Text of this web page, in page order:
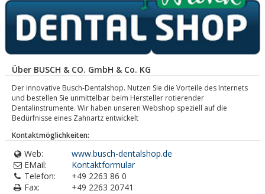
Über BUSCH & CO. GmbH & Co. KG
Der innovative Busch-Dentalshop. Nutzen Sie die Vorteile des Internets
und bestellen Sie unmittelbar beim Hersteller rotierender
Dentalinstrumente. Wir haben unseren Webshop speziell auf die
Bedürfnisse eines Zahnartz entwickelt
Kontaktmöglichkeiten:
Web:
www.busch-dentalshop.de
EMail:
Kontaktformular
Telefon:
+49 2263 86 0
Fax:
+49 2263 20741